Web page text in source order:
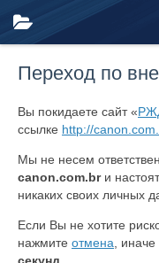
Переход по
Вы покидаете сайт «
ссылке http://
Мы не несем
canon.com.brи
никаких своих личных
Если Вы не хотите
нажмите отмена ,